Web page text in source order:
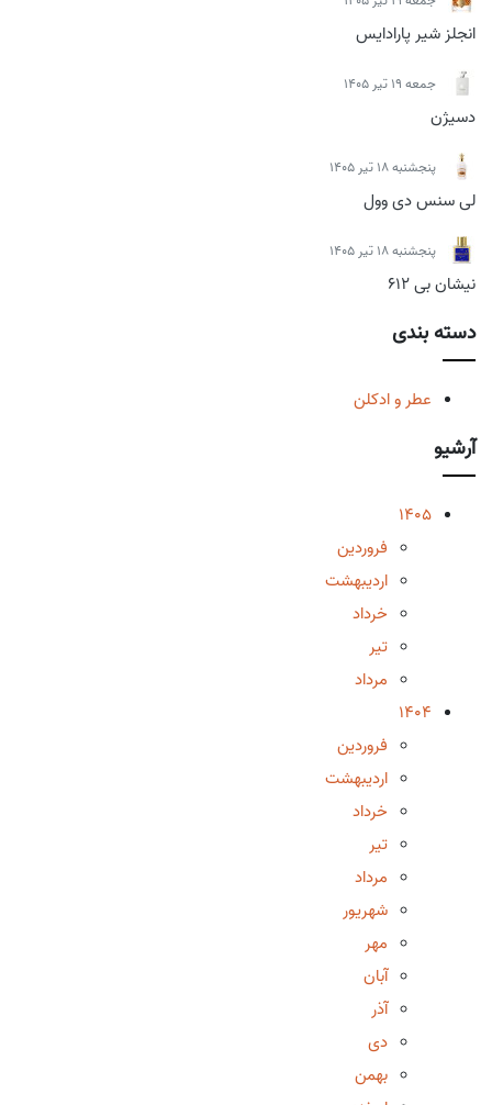
انجلز شیر پارادایس
جمعه 19 تیر 1405
دسیژن
پنجشنبه 18 تیر 1405
لی سنس دی وول
پنجشنبه 18 تیر 1405
نیشان بی 612
دسته بندی
عطر و ادکلن
آرشیو
1405
فروردین
اردیبهشت
خرداد
تیر
مرداد
1404
فروردین
اردیبهشت
خرداد
تیر
مرداد
شهریور
مهر
آبان
آذر
دی
بهمن